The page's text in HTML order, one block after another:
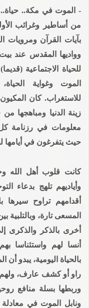
- الموت في مكة..
من أساطير وغرائب
بآيات القرآن ومرويات
وواديها المقدس عند
للحياة الاجتماعية
الموت وغواية
للاستغراب. كان
زينة الدنيا ومباهجها من
معلومات في رزنامة
حيث يتفرغون في
كانت قلوب أهل الله
وأياديهم تلهج بدعاء
أقدامهم تراوح
المسعى تارة،
أخرى بالذكر والذكرى
أنسا لهم واستئناسا
بالحياة اليومية، يبدو أن
راو أو كشف عارف، ولهم
وربطها بسلة منافع
ونابل الموت في معادلة